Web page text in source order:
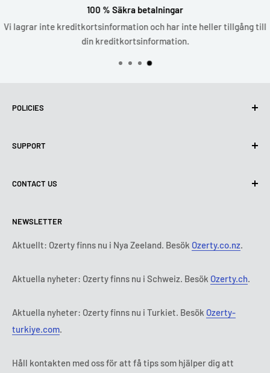
100 % Säkra betalningar
Vi lagrar inte kreditkortsinformation och har inte heller tillgång till
din kreditkortsinformation.
POLICIES
Use of cookies (GDPR)
Delivery conditions
Payment terms
Abonnemangets villkor och bestämmelser
SUPPORT
Contact Us
Legal notice
FAQ
Ozerty keeps you safe
CONTACT US
Tisdag:9:00 - 18:00
Onsdag:
9:00 - 18:00
Fredag:
9:00 - 18:00
Tl: 010 884 87 30
E-post:
NEWSLETTER
Aktuellt: Ozerty finns nu i Nya Zeeland. Besök Ozerty.co.nz.
Aktuella nyheter: Ozerty finns nu i Schweiz. Besök Ozerty.ch.
Aktuella nyheter: Ozerty finns nu i Turkiet. Besök Ozerty-
turkiye.com.
Håll kontakten med oss för att få tips som hjälper dig att